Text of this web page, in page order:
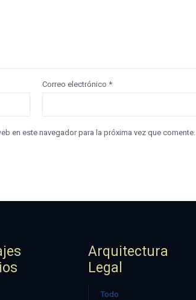
Correo electrónico *
en este navegador para la próxima vez que comente.
Arquitectura
Legal
Todo